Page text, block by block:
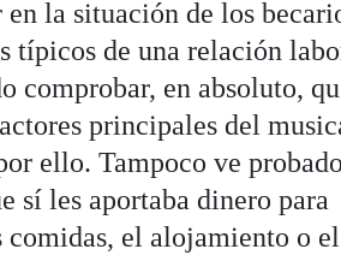
la situación de los
típicos de una relación
comprobar, en absoluto,
principales del
ello. Tampoco ve
sí les aportaba dinero para
comidas, el alojamiento o el